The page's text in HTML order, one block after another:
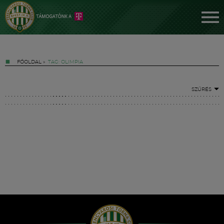
FŐOLDAL » TAG: OLIMPIA
SZŰRÉS
Hírek